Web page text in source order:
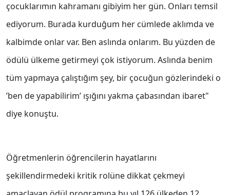
çocuklarımın kahramanı gibiyim her gün. Onları temsil
ediyorum. Burada kurduğum her cümlede aklımda ve
kalbimde onlar var. Ben aslında onlarım. Bu yüzden de
ödülü ülkeme getirmeyi çok istiyorum. Aslında benim
tüm yapmaya çalıştığım şey, bir çocuğun gözlerindeki o
’ben de yapabilirim’ ışığını yakma çabasından ibaret"
diye konuştu.
Öğretmenlerin öğrencilerin hayatlarını
şekillendirmedeki kritik rolüne dikkat çekmeyi